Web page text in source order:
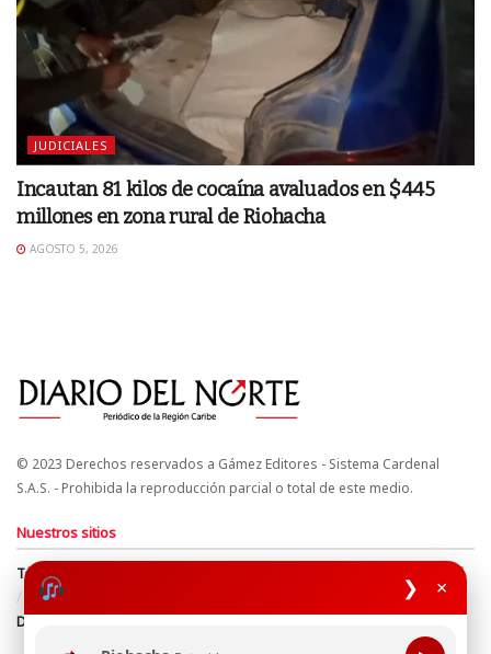
❯ ×
JUDICIALES
Incautan 81 kilos de cocaína avaluados en $445
millones en zona rural de Riohacha
AGOSTO 5, 2026
© 2023 Derechos reservados a Gámez Editores - Sistema Cardenal
S.A.S. - Prohibida la reproducción parcial o total de este medio.
Nuestros sitios
Términos y Condiciones
Derechos de Autor y Propiedad Intelectual
Política de uso de cookies
Política de Tratamiento de Datos
Directrices Editoriales